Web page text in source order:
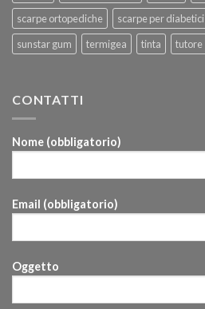
scarpe ortopediche
scarpe per diabetici
sunstar gum
termigea tinta tutore
CONTATTI
Nome (obbligatorio)
Email (obbligatorio)
Oggetto